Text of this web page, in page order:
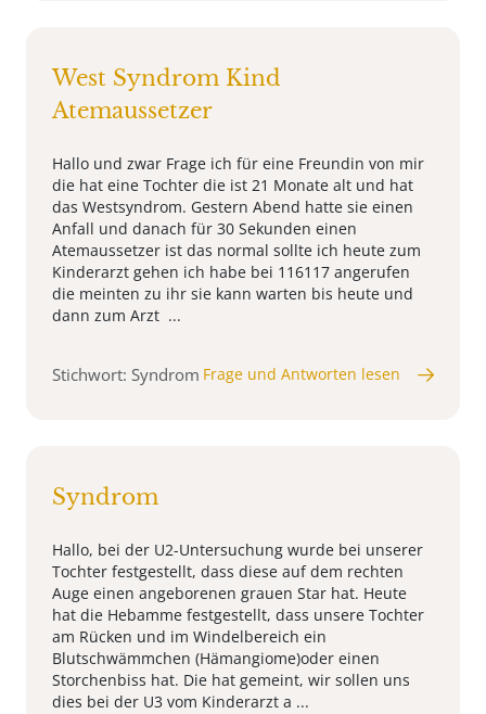
West Syndrom Kind
Atemaussetzer
Hallo und zwar Frage ich für eine Freundin von mir
die hat eine Tochter die ist 21 Monate alt und hat
das Westsyndrom. Gestern Abend hatte sie einen
Anfall und danach für 30 Sekunden einen
Atemaussetzer ist das normal sollte ich heute zum
Kinderarzt gehen ich habe bei 116117 angerufen
die meinten zu ihr sie kann warten bis heute und
dann zum Arzt ...
Stichwort: Syndrom Frage und Antworten lesen
Syndrom
Hallo, bei der U2-Untersuchung wurde bei unserer
Tochter festgestellt, dass diese auf dem rechten
Auge einen angeborenen grauen Star hat. Heute
hat die Hebamme festgestellt, dass unsere Tochter
am Rücken und im Windelbereich ein
Blutschwämmchen (Hämangiome)oder einen
Storchenbiss hat. Die hat gemeint, wir sollen uns
dies bei der U3 vom Kinderarzt a ...